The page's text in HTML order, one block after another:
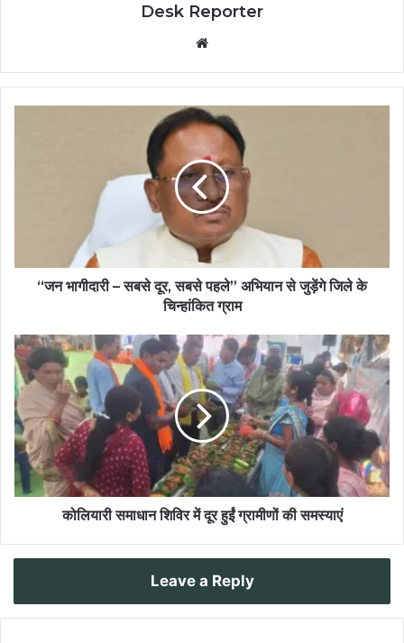
Desk Reporter
“जन भागीदारी – सबसे दूर, सबसे पहले” अभियान से जुड़ेंगे जिले के
चिन्हांकित ग्राम
कोलियारी समाधान शिविर में दूर हुईं ग्रामीणों की समस्याएं
Leave a Reply